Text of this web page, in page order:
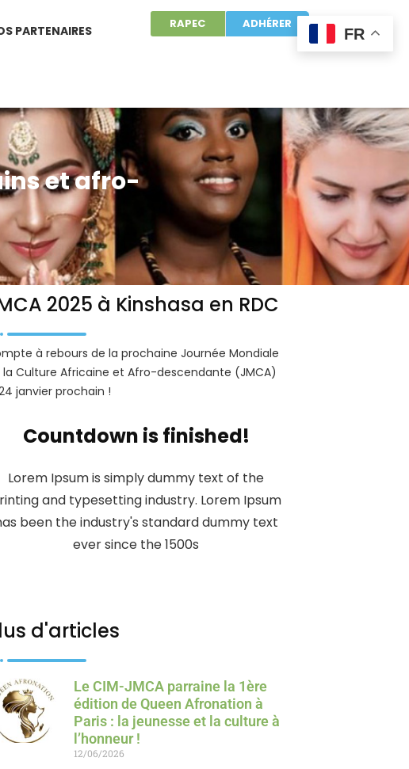
PARTENAIRES RAPEC ADHÉRER
et afro-
2025 à Kinshasa en RDC
à rebours de la prochaine Journée Mondiale
la Culture Africaine et Afro-descendante (JMCA)
janvier prochain !
Countdown is finished!
Lorem Ipsum is simply dummy text of the
and typesetting industry. Lorem Ipsum
been the industry's standard dummy text
ever since the 1500s
d'articles
Le CIM-JMCA parraine la 1ère
édition de Queen Afronation à
Paris : la jeunesse et la culture à
l’honneur !
12/06/2026
FR